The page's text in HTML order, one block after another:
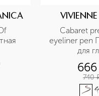
Cabaret
eyeliner рen
для
666
740